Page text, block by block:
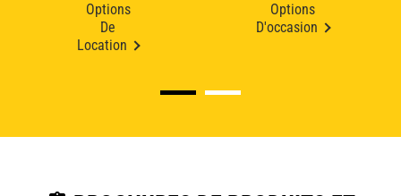
Options
De
Location
Options
D'occasion